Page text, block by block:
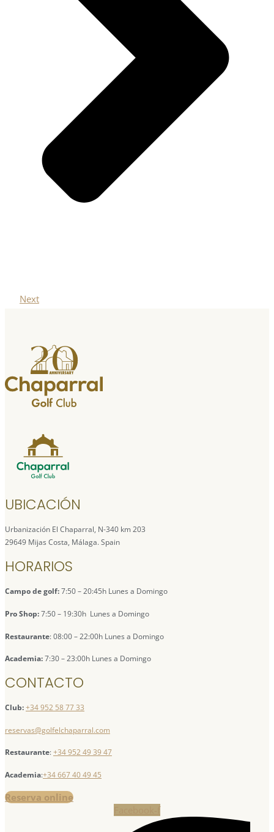
Next
UBICACIÓN
Urbanización El Chaparral, N-340 km 203
29649 Mijas Costa, Málaga. Spain
HORARIOS
Campo de golf:7:50 – 20:45h Lunes a Domingo
Pro Shop:7:50 – 19:30h Lunes a Domingo
Restaurante: 08:00 – 22:00h Lunes a Domingo
Academia:7:30 – 23:00h Lunes a Domingo
CONTACTO
Club:+34 952 58 77 33
reservas@golfelchaparral.com
Restaurante:+34 952 49 39 47
Academia:+34 667 40 49 45
Reserva online